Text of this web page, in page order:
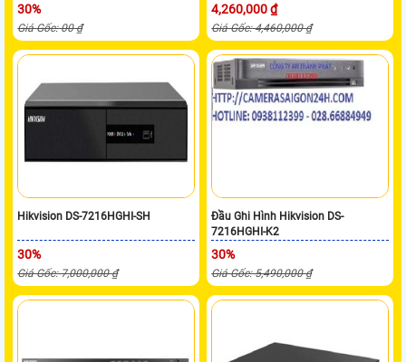
30%
Giá Gốc: 00 ₫
4,260,000 ₫
Giá Gốc: 4,460,000 ₫
Hikvision DS-7216HGHI-SH
30%
Giá Gốc: 7,000,000 ₫
Đầu Ghi Hình Hikvision DS-
7216HGHI-K2
30%
Giá Gốc: 5,490,000 ₫